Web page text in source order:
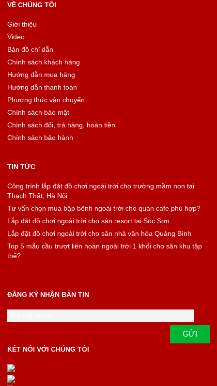
VỀ CHÚNG TÔI
Giới thiệu
Video
Bản đồ chỉ dẫn
Chính sách khách hàng
Hướng dẫn mua hàng
Hướng dẫn thanh toán
Phương thức vận chuyển
Chính sách bảo mật
Chính sách đổi, trả hàng, hoàn tiền
Chính sách bảo hành
TIN TỨC
Công trình lắp đặt đồ chơi ngoài trời cho trường mầm non tại
Thạch Thất, Hà Nội
Tư vấn chọn mua bập bênh ngoài trời cho quán cafe phù hợp?
Lắp đặt đồ chơi ngoài trời cho sân resort tại Sóc Sơn
Lắp đặt đồ chơi ngoài trời cho sân nhà văn hóa Quảng Bình
Top 5 mẫu cầu trượt liên hoàn ngoài trời 1 khối cho sân khu tập
thể?
ĐĂNG KÝ NHẬN BẢN TIN
KẾT NỐI VỚI CHÚNG TÔI